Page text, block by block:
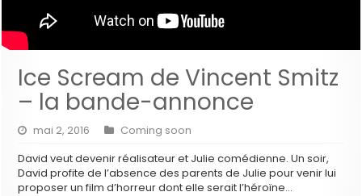
Ice Scream de Vincent Smitz
– la bande-annonce
mai 2, 2016
Coming soon
David veut devenir réalisateur et Julie comédienne. Un soir,
David profite de l’absence des parents de Julie pour venir lui
proposer un film d’horreur dont elle serait l’héroïne…